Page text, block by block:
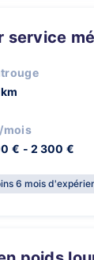
service
mois
€ - 2 300 €
6 mois